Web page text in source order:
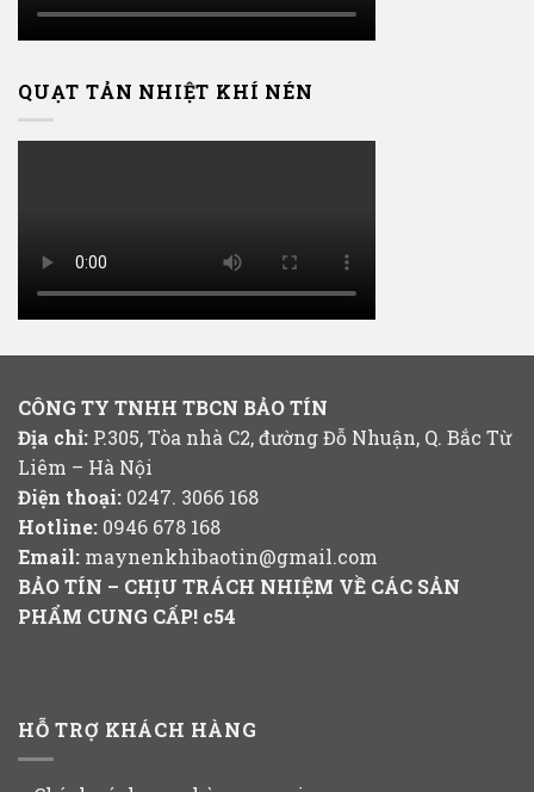
QUẠT TẢN NHIỆT KHÍ NÉN
CÔNG TY TNHH TBCN BẢO TÍN
Địa chỉ: P.305, Tòa nhà C2, đường Đỗ Nhuận, Q. Bắc Từ
Liêm – Hà Nội
Điện thoại: 0247. 3066 168
Hotline: 0946 678 168
Email: maynenkhibaotin@gmail.com
BẢO TÍN – CHỊU TRÁCH NHIỆM VỀ CÁC SẢN
PHẨM CUNG CẤP! c54
HỖ TRỢ KHÁCH HÀNG